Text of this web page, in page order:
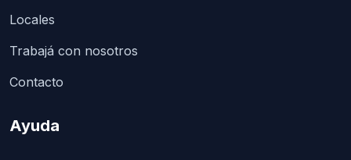
Locales
Trabajá con nosotros
Contacto
Ayuda